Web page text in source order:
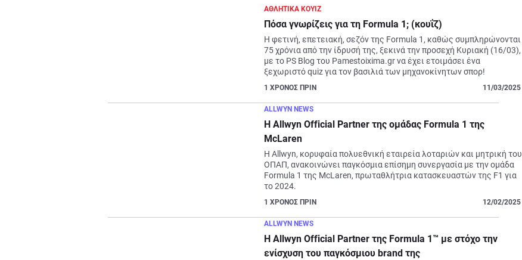
ΑΘΛΗΤΙΚΑ ΚΟΥΊΖ
Πόσα γνωρίζεις για τη Formula 1; (κουΐζ)
Η φετινή, επετειακή, σεζόν της Formula 1, καθώς συμπληρώνονται
75 χρόνια από την ίδρυσή της, ξεκινά την προσεχή Κυριακή (16/03),
με το PS Blog του Pamestoixima.gr να έχει ετοιμάσει ένα
ξεχωριστό quiz για τον βασιλιά των μηχανοκίνητων σπορ!
1 ΧΡΟΝΟΣ ΠΡΙΝ 11/03/2025
ALLWYN NEWS
Η Allwyn Official Partner της ομάδας Formula 1 της
McLaren
Η Allwyn, κορυφαία πολυεθνική εταιρεία λοταριών και μητρική του
ΟΠΑΠ, ανακοινώνει παγκόσμια επίσημη συνεργασία με την ομάδα
Formula 1 της McLaren, πρωταθλήτρια κατασκευαστών της F1 για
το 2024.
1 ΧΡΟΝΟΣ ΠΡΙΝ 12/02/2025
ALLWYN NEWS
Η Allwyn Official Partner της Formula 1™ με στόχο την
ενίσχυση του παγκόσμιου brand της